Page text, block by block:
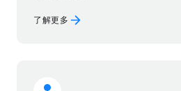
了解更多